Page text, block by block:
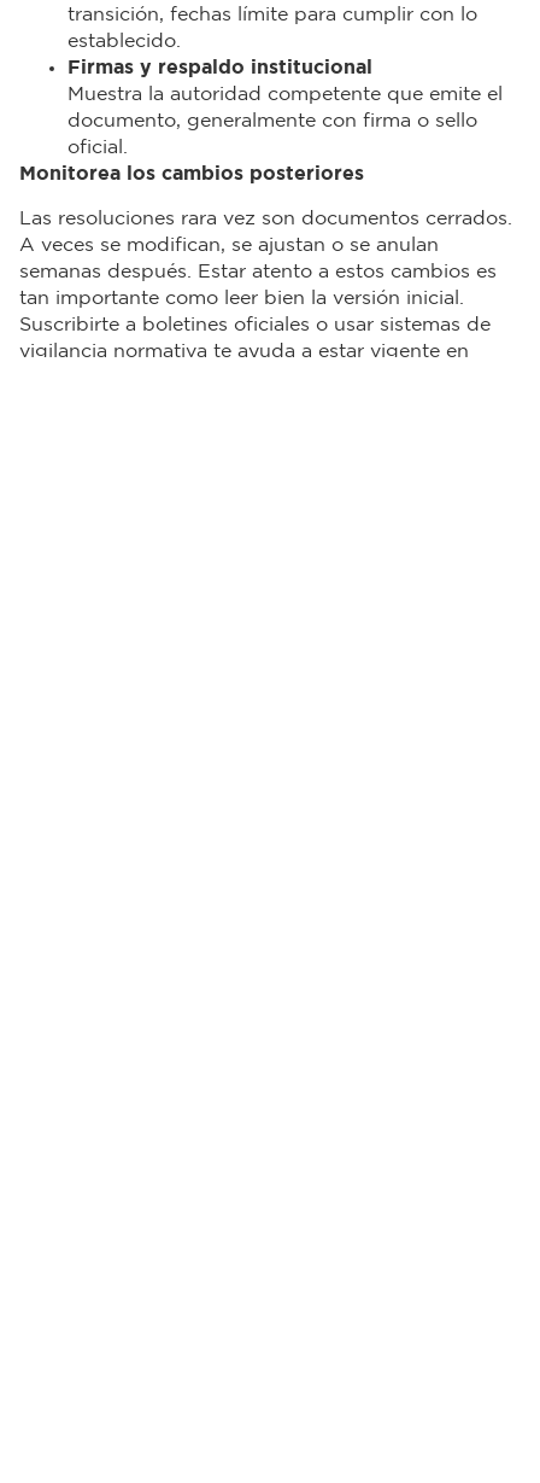
transición, fechas límite para cumplir con lo
establecido.
Firmas y respaldo institucional
Muestra la autoridad competente que emite el
documento, generalmente con firma o sello
oficial.
Monitorea los cambios posteriores
Las resoluciones rara vez son documentos cerrados.
A veces se modifican, se ajustan o se anulan
semanas después. Estar atento a estos cambios es
tan importante como leer bien la versión inicial.
Suscribirte a boletines oficiales o usar sistemas de
vigilancia normativa te ayuda a estar vigente en